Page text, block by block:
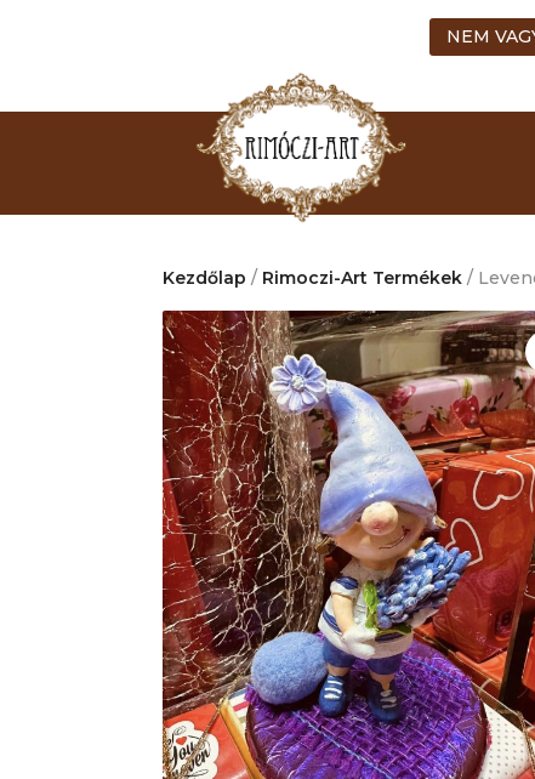
NEM
Kezdőlap / Rimoczi-Art Termékek /